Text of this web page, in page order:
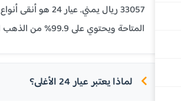
33057 ريال يمني. عيار 24 هو أنقى أنواع الذهب
المتاحة ويحتوي على 99.9% من الذهب الخالص.
لماذا يعتبر عيار 24 الأغلى؟